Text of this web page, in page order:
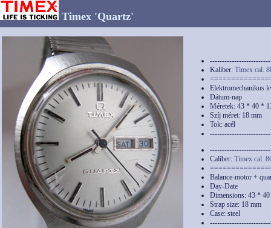
Timex 'Quartz'
Kaliber: Timex cal.
Elektromechanikus
Dátum-nap
Méretek: 43 * 40 *
Szíj méret: 18 mm
Tok: acél
Caliber: Timex cal.
Balance-motor +
Day-Date
Dimensions: 43 *
Strap size: 18 mm
Case: steel